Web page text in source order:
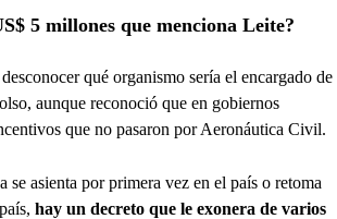
5 millones que menciona Leite?
qué organismo sería el encargado de
aunque reconoció que en gobiernos
que no pasaron por Aeronáutica Civil.
se asienta por primera vez en el país o retoma
hay un decreto que le exonera de varios